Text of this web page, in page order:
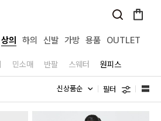
상의 하의 신발 가방 용품 OUTLET
민소매 반팔 스웨터 원피스
필터